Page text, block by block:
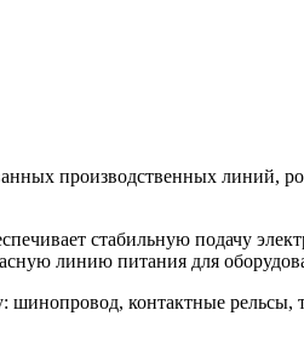
производственных линий,
стабильную подачу
линию питания для
контактные рельсы,